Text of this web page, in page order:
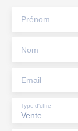
Prénom
Nom
Email
Vente
Type d'offre